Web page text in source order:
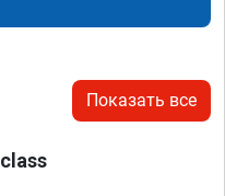
Показать все